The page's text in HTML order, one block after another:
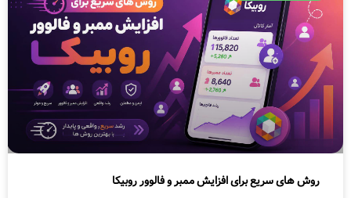
روش های سریع برای افزایش ممبر و فالوور روبیکا